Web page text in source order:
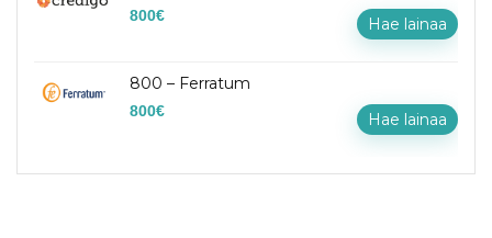
800€ Hae lainaa
800 – Ferratum
800€ Hae lainaa